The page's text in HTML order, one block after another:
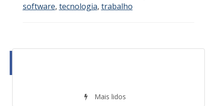
software, tecnologia, trabalho
Mais lidos